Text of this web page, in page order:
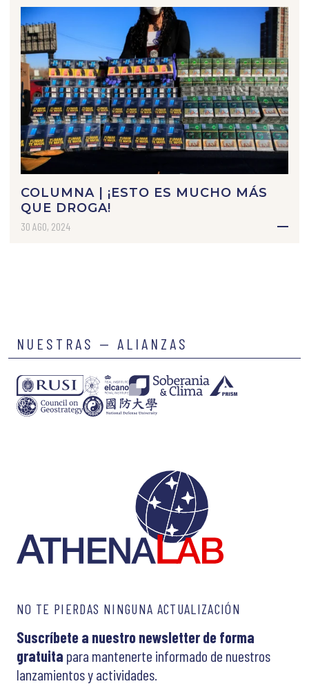
COLUMNA | ¡ESTO ES MUCHO MÁS
QUE DROGA!
30 AGO, 2024
NUESTRAS — ALIANZAS
NO TE PIERDAS NINGUNA ACTUALIZACIÓN
Suscríbete a nuestro newsletter de forma
gratuita para mantenerte informado de nuestros
lanzamientos y actividades.